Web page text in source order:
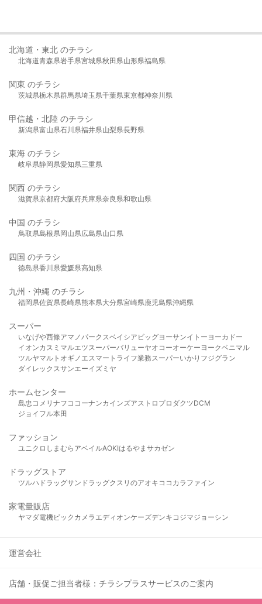
北海道・東北 のチラシ
北海道青森県岩手県宮城県秋田県山形県福島県
関東 のチラシ
茨城県栃木県群馬県埼玉県千葉県東京都神奈川県
甲信越・北陸 のチラシ
新潟県富山県石川県福井県山梨県長野県
東海 のチラシ
岐阜県静岡県愛知県三重県
関西 のチラシ
滋賀県京都府大阪府兵庫県奈良県和歌山県
中国 のチラシ
鳥取県島根県岡山県広島県山口県
四国 のチラシ
徳島県香川県愛媛県高知県
九州・沖縄 のチラシ
福岡県佐賀県長崎県熊本県大分県宮崎県鹿児島県沖縄県
スーパー
いなげや西條アマノパークスベイシア ビッグヨーサンイトーヨーカドー
イオンカスミ マルエツスーパーバリューヤオコーオーケー ヨークベニマル
ツルヤマルト オギノ エスマート ライフ業務スーパーいかり フジグラン
ダイレックスサンエーイズミヤ
ホームセンター
島忠 コメリ ナフコ コーナンカインズアストロプロダクツDCM
ジョイフル本田
ファッション
ユニクロ しまむら アベイルAOKIはるやま サカゼン
ドラッグストア
ツルハドラッグサンドラッグクスリのアオキ ココカラファイン
家電量販店
ヤマダ電機ビックカメラ エディオンケーズデンキ コジマジョーシン
運営会社
店舗・販促ご担当者様：チラシプラスサービスのご案内